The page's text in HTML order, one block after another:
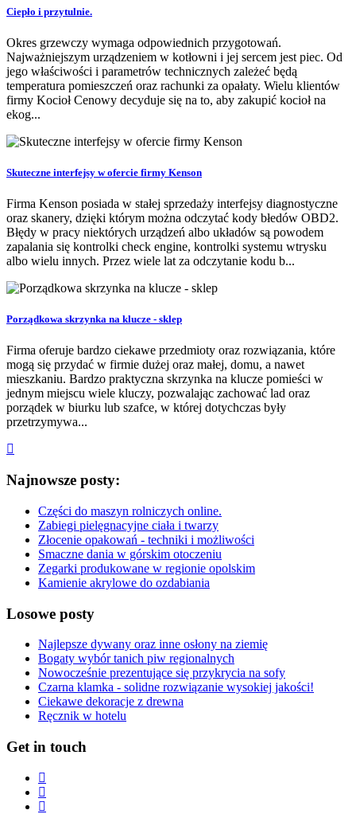
Ciepło i przytulnie.
Okres grzewczy wymaga odpowiednich przygotowań.
Najważniejszym urządzeniem w kotłowni i jej sercem jest piec. Od
jego właściwości i parametrów technicznych zależeć będą
temperatura pomieszczeń oraz rachunki za opałaty. Wielu klientów
firmy Kocioł Cenowy decyduje się na to, aby zakupić kocioł na
ekog...
Skuteczne interfejsy w ofercie firmy Kenson
Firma Kenson posiada w stałej sprzedaży interfejsy diagnostyczne
oraz skanery, dzięki którym można odczytać kody błedów OBD2.
Błędy w pracy niektórych urządzeń albo układów są powodem
zapalania się kontrolki check engine, kontrolki systemu wtrysku
albo wielu innych. Przez wiele lat za odczytanie kodu b...
Porządkowa skrzynka na klucze - sklep
Firma oferuje bardzo ciekawe przedmioty oraz rozwiązania, które
mogą się przydać w firmie dużej oraz małej, domu, a nawet
mieszkaniu. Bardzo praktyczna skrzynka na klucze pomieści w
jednym miejscu wiele kluczy, pozwalając zachować lad oraz
porządek w biurku lub szafce, w której dotychczas były
przetrzymywa...
Najnowsze posty:
Części do maszyn rolniczych online.
Zabiegi pielęgnacyjne ciała i twarzy
Złocenie opakowań - techniki i możliwości
Smaczne dania w górskim otoczeniu
Zegarki produkowane w regionie opolskim
Kamienie akrylowe do ozdabiania
Losowe posty
Najlepsze dywany oraz inne osłony na ziemię
Bogaty wybór tanich piw regionalnych
Nowocześnie prezentujące się przykrycia na sofy
Czarna klamka - solidne rozwiązanie wysokiej jakości!
Ciekawe dekoracje z drewna
Ręcznik w hotelu
Get in touch